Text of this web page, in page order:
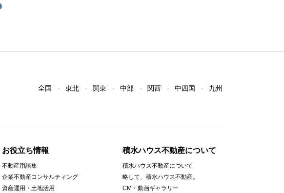
全国 東北 関東 中部 関西 中四国 九州
お役立ち情報
不動産用語集
企業不動産コンサルティング
資産運用・土地活用
積水ハウス不動産について
積水ハウス不動産について
略して、積水ハウス不動産。
CM・動画ギャラリー